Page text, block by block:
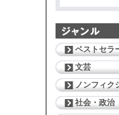
ベストセラ
文芸
ノンフィク
社会・政治